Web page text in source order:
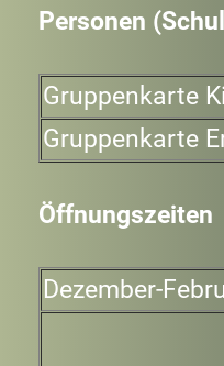
Personen
Gruppenkarte
Gruppenkarte
Öffnungszeiten
Dezember-